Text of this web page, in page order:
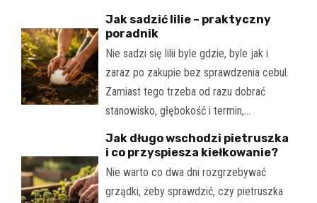
Jak sadzić lilie – praktyczny
poradnik
Nie sadzi się lilii byle gdzie, byle jak i
zaraz po zakupie bez sprawdzenia cebul.
Zamiast tego trzeba od razu dobrać
stanowisko, głębokość i termin,…
Jak długo wschodzi pietruszka
i co przyspiesza kiełkowanie?
Nie warto co dwa dni rozgrzebywać
grządki, żeby sprawdzić, czy pietruszka